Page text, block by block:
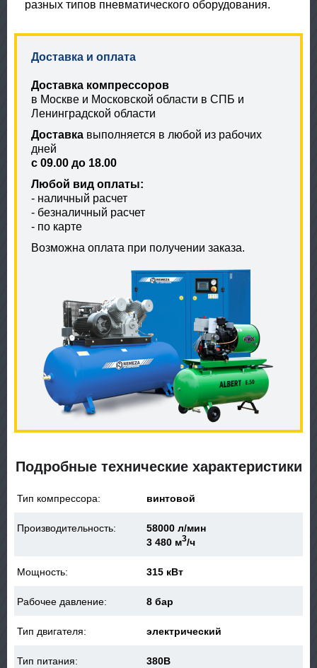
разных типов пневматического оборудования.
Доставка и оплата
Доставка компрессоров
в Москве и Московской области в СПБ и
Ленинградской области
Доставка выполняется в любой из рабочих
дней
с 09.00 до 18.00
Любой вид оплаты:
- наличный расчет
- безналичный расчет
- по карте
Возможна оплата при получении заказа.
Подробные технические характеристики
Тип компрессора: винтовой
Производительность:
58000 л/мин
3 480 м3/ч
Мощность: 315 кВт
Рабочее давление: 8 бар
Тип двигателя: электрический
Тип питания: 380В